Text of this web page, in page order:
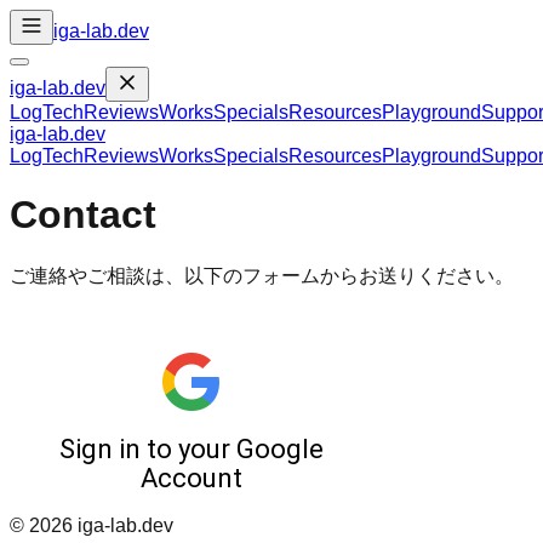
iga-lab.dev
iga-lab.dev
LogTechReviewsWorksSpecialsResourcesPlayground
iga-lab.dev
LogTechReviewsWorksSpecialsResourcesPlayground
Contact
ご連絡やご相談は、以下のフォームからお送りください。
© 2026 iga-lab.dev